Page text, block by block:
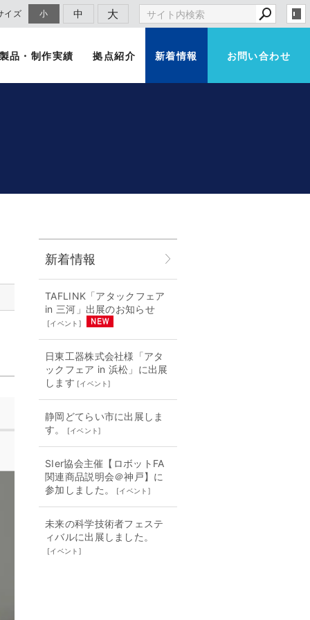
イズ 小 中 大
品・制作実績 拠点紹介 新着情報 お問い合わせ
新着情報
TAFLINK「アタックフェア
in 三河」出展のお知らせ
[イベント ]
日東工器株式会社様「アタ
ックフェア in 浜松」に出展
します [イベント]
静岡どてらい市に出展しま
す。
[イベント]
SIer協会主催【ロボットFA
関連商品説明会＠神戸】に
参加しました。
[イベント ]
未来の科学技術者フェステ
ィバルに出展しました。
[イベント ]